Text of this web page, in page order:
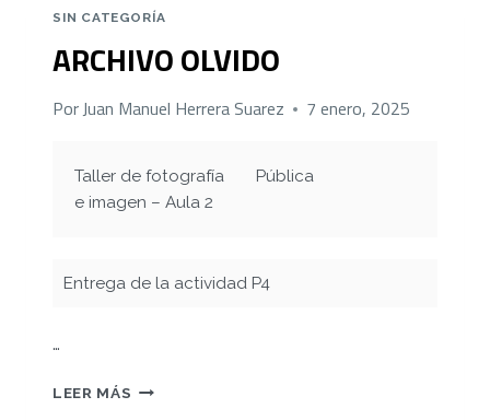
PUERTA.
SIN CATEGORÍA
ARCHIVO OLVIDO
PorJuan Manuel Herrera Suarez 7 enero, 2025
Taller de fotografía
e imagen – Aula 2
Pública
Entrega de la actividad P4
…
LEER MÁS ARCHIVO